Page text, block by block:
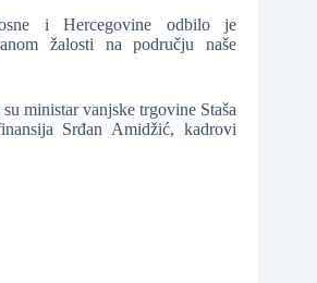
i Hercegovine odbilo je
žalosti na području naše
ministar vanjske trgovine Staša
Srđan Amidžić, kadrovi
❆